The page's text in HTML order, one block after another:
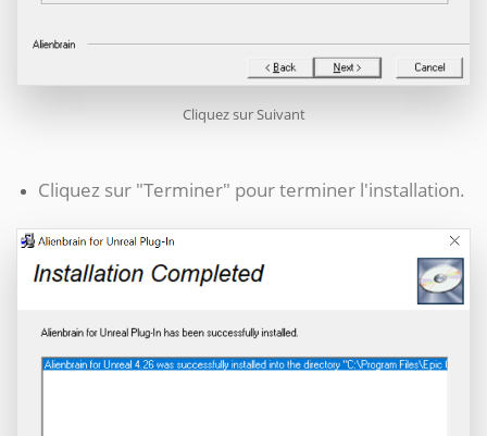
Cliquez sur Suivant
Cliquez sur "Terminer" pour terminer l'installation.